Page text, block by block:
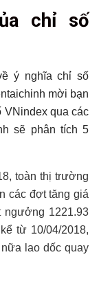
chỉ số
ý nghĩa chỉ số
mời bạn
VNindex qua các
sẽ phân tích 5
toàn thị trường
các đợt tăng giá
ngưởng 1221.93
từ 10/04/2018,
lao dốc quay